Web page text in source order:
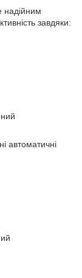
надійним
завдяки:
автоматичні